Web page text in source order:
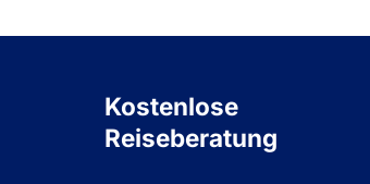
Kostenlose
Reiseberatung